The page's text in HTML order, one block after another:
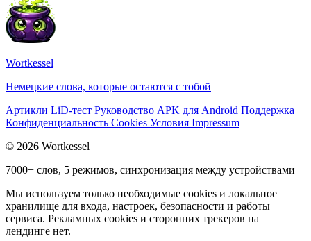
Wortkessel
Немецкие слова, которые остаются с тобой
Артикли LiD-тест Руководство APK для Android Поддержка
Конфиденциальность Cookies Условия Impressum
© 2026 Wortkessel
7000+ слов, 5 режимов, синхронизация между устройствами
Мы используем только необходимые cookies и локальное
хранилище для входа, настроек, безопасности и работы
сервиса. Рекламных cookies и сторонних трекеров на
лендинге нет.